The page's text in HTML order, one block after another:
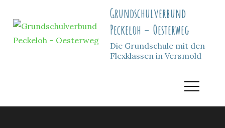
content
Grundschulverbund
Peckeloh – Oesterweg
Die Grundschule mit den
Flexklassen in Versmold